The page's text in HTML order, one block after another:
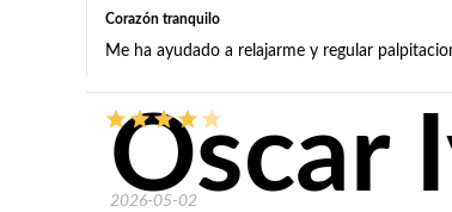
Corazón tranquilo
Me ha ayudado a relajarme y regular
Oscar
2026-05-02